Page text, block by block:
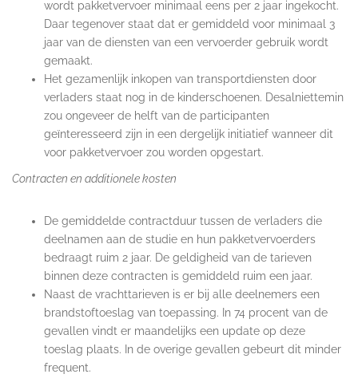
wordt pakketvervoer minimaal eens per 2 jaar ingekocht.
Daar tegenover staat dat er gemiddeld voor minimaal 3
jaar van de diensten van een vervoerder gebruik wordt
gemaakt.
Het gezamenlijk inkopen van transportdiensten door
verladers staat nog in de kinderschoenen. Desalniettemin
zou ongeveer de helft van de participanten
geïnteresseerd zijn in een dergelijk initiatief wanneer dit
voor pakketvervoer zou worden opgestart.
Contracten en additionele kosten
De gemiddelde contractduur tussen de verladers die
deelnamen aan de studie en hun pakketvervoerders
bedraagt ruim 2 jaar. De geldigheid van de tarieven
binnen deze contracten is gemiddeld ruim een jaar.
Naast de vrachttarieven is er bij alle deelnemers een
brandstoftoeslag van toepassing. In 74 procent van de
gevallen vindt er maandelijks een update op deze
toeslag plaats. In de overige gevallen gebeurt dit minder
frequent.